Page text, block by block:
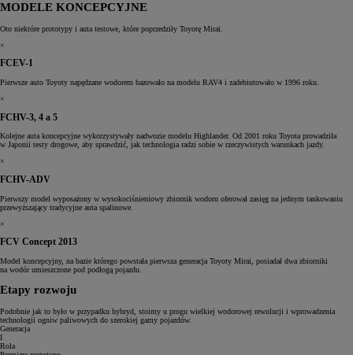
MODELE KONCEPCYJNE
Oto niektóre prototypy i auta testowe, które poprzedziły Toyotę Mirai.
×
FCEV-1
Pierwsze auto Toyoty napędzane wodorem bazowało na modelu RAV4 i zadebiutowało w 1996 roku.
×
FCHV-3, 4 a 5
Kolejne auta koncepcyjne wykorzystywały nadwozie modelu Highlander. Od 2001 roku Toyota prowadziła
w Japonii testy drogowe, aby sprawdzić, jak technologia radzi sobie w rzeczywistych warunkach jazdy.
×
FCHV-ADV
Pierwszy model wyposażony w wysokociśnieniowy zbiornik wodoru oferował zasięg na jednym tankowaniu
przewyższający tradycyjne auta spalinowe.
×
FCV Concept 2013
Model koncepcyjny, na bazie którego powstała pierwsza generacja Toyoty Mirai, posiadał dwa zbiorniki
na wodór umieszczone pod podłogą pojazdu.
Etapy rozwoju
Podobnie jak to było w przypadku hybryd, stoimy u progu wielkiej wodorowej rewolucji i wprowadzenia
technologii ogniw paliwowych do szerokiej gamy pojazdów.
Generacja
I
Rola